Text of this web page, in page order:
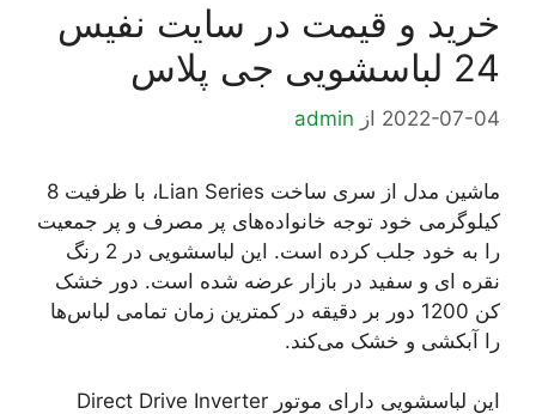
خرید و قیمت در سایت نفیس
24 لباسشویی جی پلاس
2022-07-04 از admin
ماشین مدل از سری ساخت Lian Series، با ظرفیت 8
کیلوگرمی خود توجه خانواده‌های پر مصرف و پر جمعیت
را به خود جلب کرده است. این لباسشویی در 2 رنگ
نقره ای و سفید در بازار عرضه شده است. دور خشک
کن 1200 دور بر دقیقه در کمترین زمان تمامی لباس‌ها
را آبکشی و خشک می‌کند.
این لباسشویی دارای موتور Direct Drive Inverter